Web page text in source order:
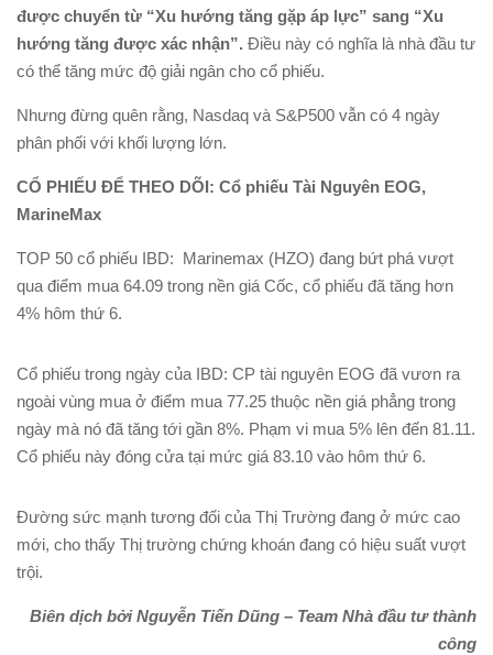
được chuyển từ “Xu hướng tăng gặp áp lực” sang “Xu
hướng tăng được xác nhận”. Điều này có nghĩa là nhà đầu tư
có thể tăng mức độ giải ngân cho cổ phiếu.
Nhưng đừng quên rằng, Nasdaq và S&P500 vẫn có 4 ngày
phân phối với khối lượng lớn.
CỔ PHIẾU ĐỂ THEO DÕI: Cổ phiếu Tài Nguyên EOG,
MarineMax
TOP 50 cổ phiếu IBD: Marinemax (HZO) đang bứt phá vượt
qua điểm mua 64.09 trong nền giá Cốc, cổ phiếu đã tăng hơn
4% hôm thứ 6.
Cổ phiếu trong ngày của IBD: CP tài nguyên EOG đã vươn ra
ngoài vùng mua ở điểm mua 77.25 thuộc nền giá phẳng trong
ngày mà nó đã tăng tới gần 8%. Phạm vi mua 5% lên đến 81.11.
Cổ phiếu này đóng cửa tại mức giá 83.10 vào hôm thứ 6.
Đường sức mạnh tương đối của Thị Trường đang ở mức cao
mới, cho thấy Thị trường chứng khoán đang có hiệu suất vượt
trội.
Biên dịch bởi Nguyễn Tiến Dũng – Team Nhà đầu tư thành
công